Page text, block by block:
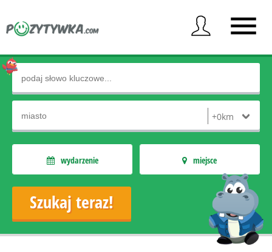
wydarzenie miejsce